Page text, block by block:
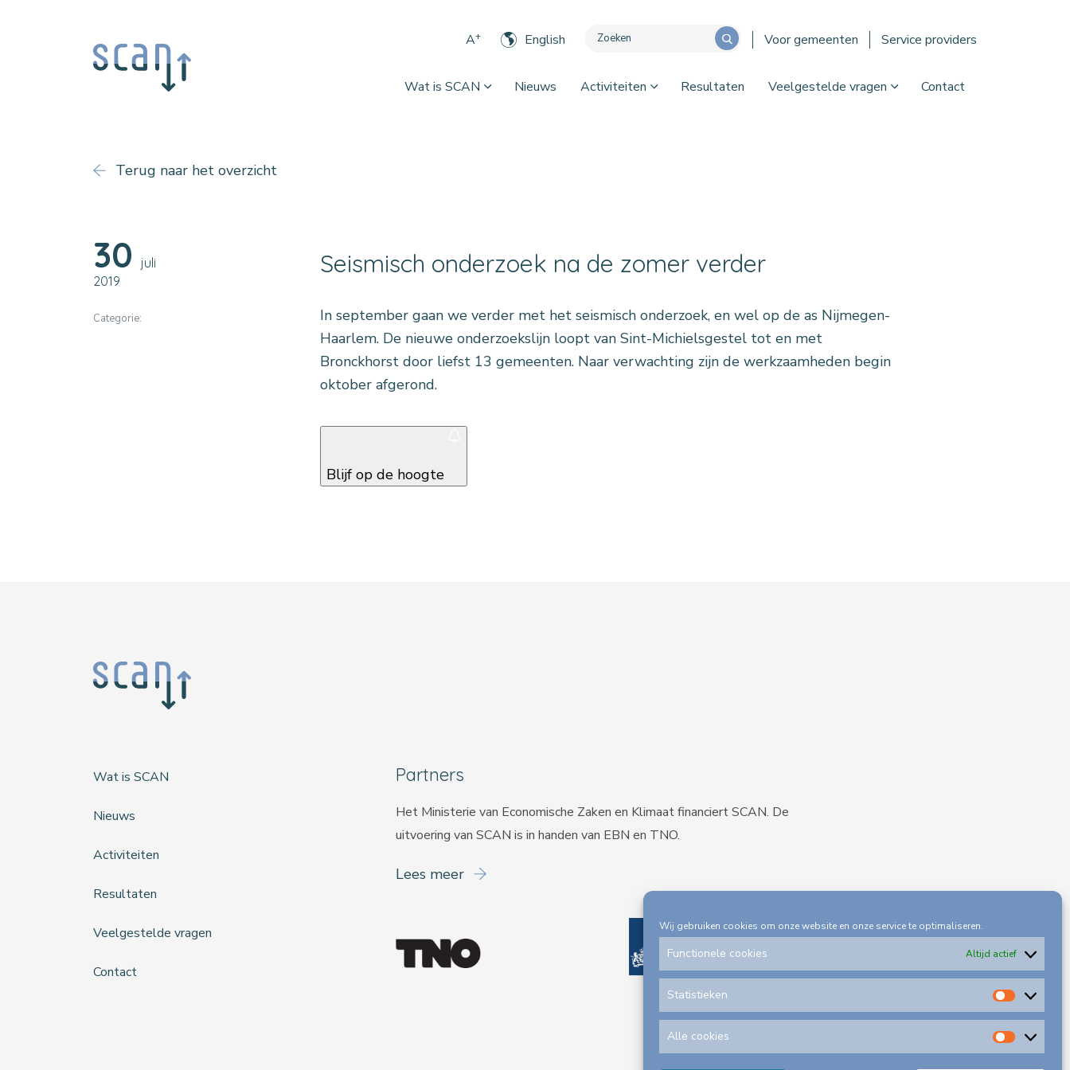
Wij gebruiken cookies om onze website en onze service te optimaliseren.
Functionele cookies Altijd actief
Statistieken
Alle cookies
Alle
A+ English Voor gemeenten Service providers
Wat is SCAN Nieuws Activiteiten Resultaten Veelgestelde vragen Contact
Terug naar het overzicht
30
juli
2019
Categorie:
Seismisch onderzoek na de zomer verder
In september gaan we verder met het seismisch onderzoek, en wel op de as Nijmegen-
Haarlem. De nieuwe onderzoekslijn loopt van Sint-Michielsgestel tot en met
Bronckhorst door liefst 13 gemeenten. Naar verwachting zijn de werkzaamheden begin
oktober afgerond.
Blijf op de hoogte
Wat is SCAN
Nieuws
Activiteiten
Resultaten
Veelgestelde vragen
Contact
Partners
Het Ministerie van Economische Zaken en Klimaat financiert SCAN. De
uitvoering van SCAN is in handen van EBN en TNO.
Lees meer